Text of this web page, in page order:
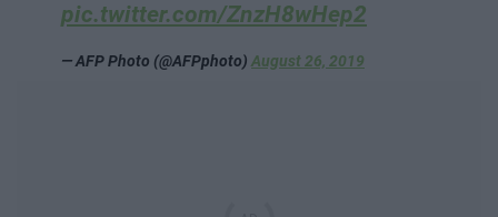
pic.twitter.com/ZnzH8wHep2
— AFP Photo (@AFPphoto) August 26, 2019